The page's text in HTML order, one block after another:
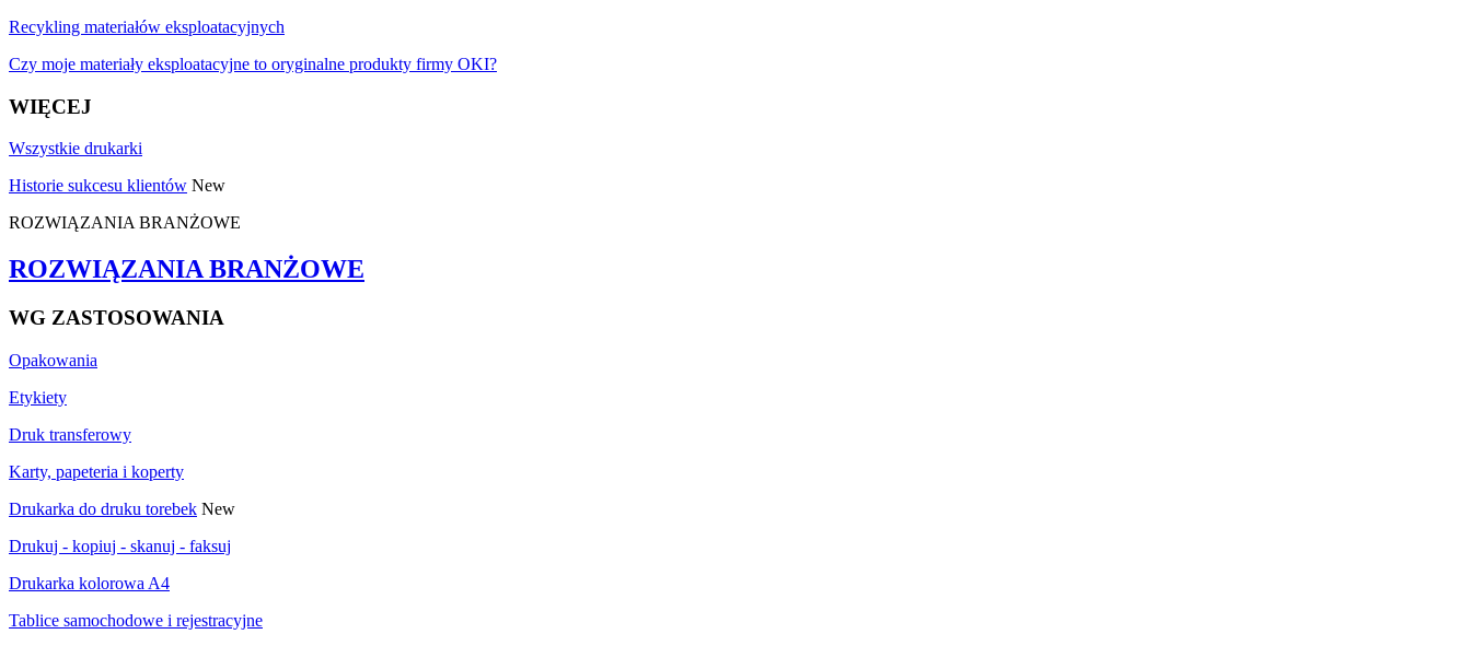
Recykling materiałów eksploatacyjnych
Czy moje materiały eksploatacyjne to oryginalne produkty firmy OKI?
WIĘCEJ
Wszystkie drukarki
Historie sukcesu klientów New
ROZWIĄZANIA BRANŻOWE
ROZWIĄZANIA BRANŻOWE
WG ZASTOSOWANIA
Opakowania
Etykiety
Druk transferowy
Karty, papeteria i koperty
Drukarka do druku torebek New
Drukuj - kopiuj - skanuj - faksuj
Drukarka kolorowa A4
Tablice samochodowe i rejestracyjne